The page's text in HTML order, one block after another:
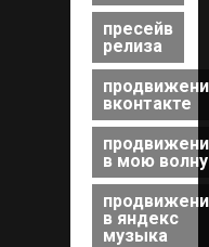
пресейв
релиза
вконтакте
в мою волну
в яндекс
музыка